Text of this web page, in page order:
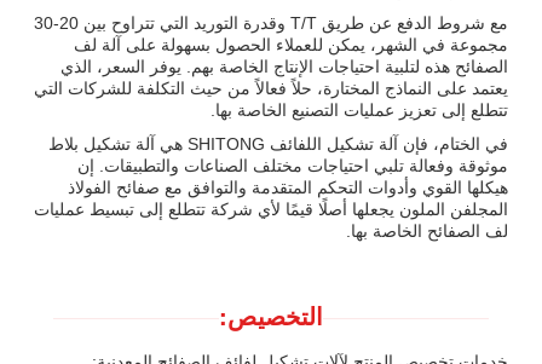
مع شروط الدفع عن طريق T/T وقدرة التوريد التي تتراوح بين 20-30
مجموعة في الشهر، يمكن للعملاء الحصول بسهولة على آلة لف
الصفائح هذه لتلبية احتياجات الإنتاج الخاصة بهم. يوفر السعر، الذي
يعتمد على النماذج المختارة، حلاً فعالاً من حيث التكلفة للشركات التي
تتطلع إلى تعزيز عمليات التصنيع الخاصة بها.
في الختام، فإن آلة تشكيل اللفائف SHITONG هي آلة تشكيل بلاط
موثوقة وفعالة تلبي احتياجات مختلف الصناعات والتطبيقات. إن
هيكلها القوي وأدوات التحكم المتقدمة والتوافق مع صفائح الفولاذ
المجلفن الملون يجعلها أصلًا قيمًا لأي شركة تتطلع إلى تبسيط عمليات
لف الصفائح الخاصة بها.
التخصيص: